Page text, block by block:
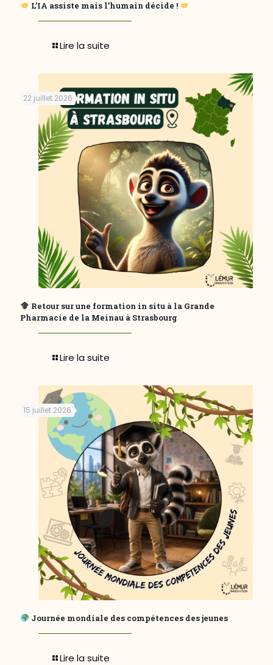
L’IA assiste mais l’humain décide !
Lire la suite
22 juillet 2026
Retour sur une formation in situ à la Grande
Pharmacie de la Meinau à Strasbourg
Lire la suite
15 juillet 2026
Journée mondiale des compétences des jeunes
Lire la suite